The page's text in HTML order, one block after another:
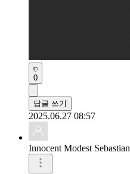
0
답글 쓰기
2025.06.27 08:57
Innocent Modest Sebastian